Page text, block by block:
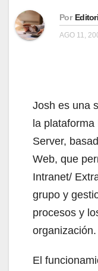
Por
AGO 11,
Josh es una
la plataforma
Server,
Web, que
Intranet/
grupo y
procesos y
organización.
El